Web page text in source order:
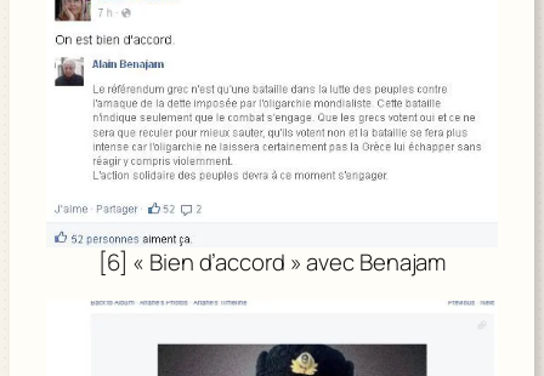
[6] « Bien d’accord » avec Benajam